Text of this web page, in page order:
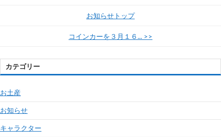
お知らせトップ
コインカーを３月１６... >>
カテゴリー
お土産
お知らせ
キャラクター